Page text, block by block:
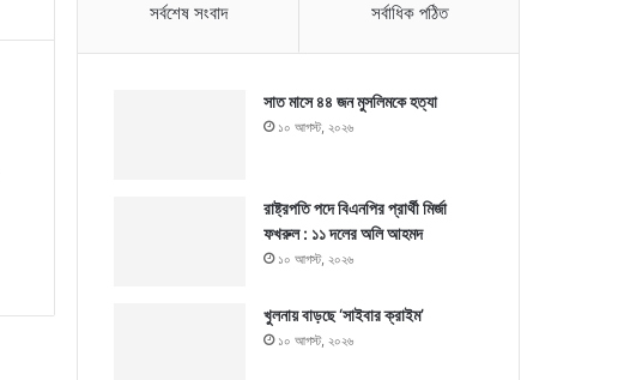
সর্বশেষ সংবাদ সর্বাধিক পঠিত
সাত মাসে ৪৪ জন মুসলিমকে হত্যা
১০ আগস্ট, ২০২৬
রাষ্ট্রপতি পদে বিএনপির প্রার্থী মির্জা
ফখরুল : ১১ দলের অলি আহমদ
১০ আগস্ট, ২০২৬
খুলনায় বাড়ছে ‘সাইবার ক্রাইম’
১০ আগস্ট, ২০২৬